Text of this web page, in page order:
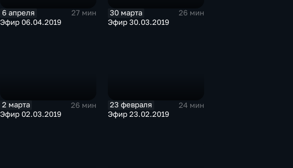
6 апреля
27 мин
Эфир 06.04.2019
30 марта
26 мин
Эфир 30.03.2019
2 марта
26 мин
Эфир 02.03.2019
23 февраля
24 мин
Эфир 23.02.2019